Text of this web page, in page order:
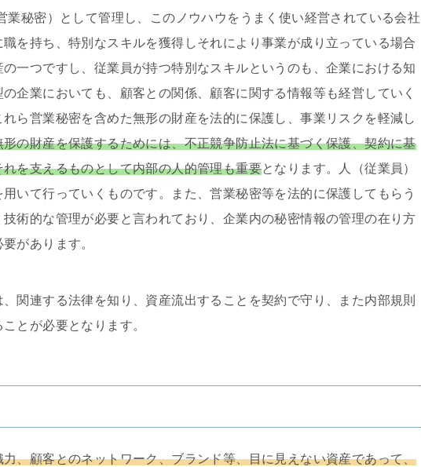
業秘密）として管理し、このノウハウをうまく使い経営されている会社
を持ち、特別なスキルを獲得しそれにより事業が成り立っている場合
一つですし、従業員が持つ特別なスキルというのも、企業における知
企業においても、顧客との関係、顧客に関する情報等も経営していく
れら営業秘密を含めた無形の財産を法的に保護し、事業リスクを軽減し
形の財産を保護するためには、不正競争防止法に基づく保護、契約に基
を支えるものとして内部の人的管理も重要となります。人（従業員）
いて行っていくものです。また、営業秘密等を法的に保護してもらう
術的な管理が必要と言われており、企業内の秘密情報の管理の在り方
があります。
関連する法律を知り、資産流出することを契約で守り、また内部規則
とが必要となります。
、顧客とのネットワーク、ブランド等、目に見えない資産であって、